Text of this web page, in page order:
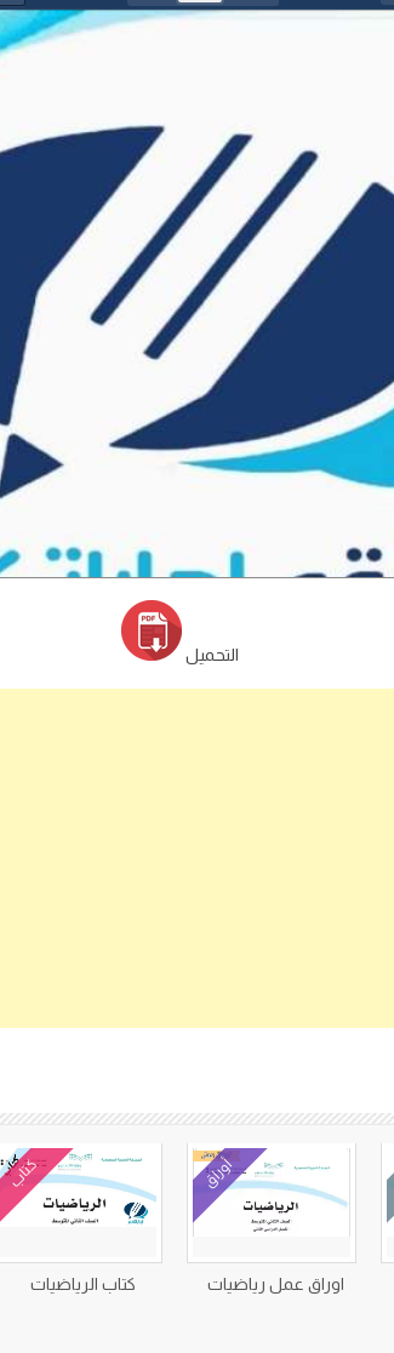
التحميل
أوراق
اوراق عمل رياضيات
كتاب
كتاب الرياضيات